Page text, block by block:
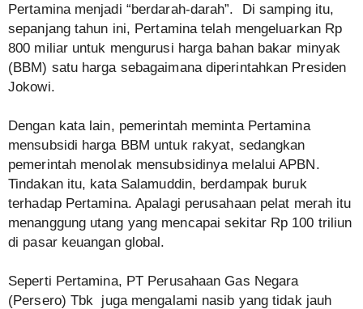
Pertamina menjadi “berdarah-darah”. Di samping itu,
sepanjang tahun ini, Pertamina telah mengeluarkan Rp
800 miliar untuk mengurusi harga bahan bakar minyak
(BBM) satu harga sebagaimana diperintahkan Presiden
Jokowi.
Dengan kata lain, pemerintah meminta Pertamina
mensubsidi harga BBM untuk rakyat, sedangkan
pemerintah menolak mensubsidinya melalui APBN.
Tindakan itu, kata Salamuddin, berdampak buruk
terhadap Pertamina. Apalagi perusahaan pelat merah itu
menanggung utang yang mencapai sekitar Rp 100 triliun
di pasar keuangan global.
Seperti Pertamina, PT Perusahaan Gas Negara
(Persero) Tbk juga mengalami nasib yang tidak jauh